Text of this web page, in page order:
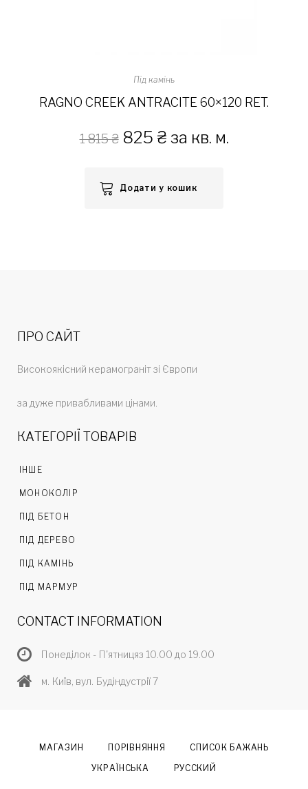
Під камінь
RAGNO CREEK ANTRACITE 60×120 RET.
1 815₴ 825 ₴ за кв. м.
Додати у кошик
ПРО САЙТ
Високоякісний керамограніт зі Європи
за дуже привабливами цінами.
КАТЕГОРІЇ ТОВАРІВ
ІНШЕ
МОНОКОЛІР
ПІД БЕТОН
ПІД ДЕРЕВО
ПІД КАМІНЬ
ПІД МАРМУР
CONTACT INFORMATION
Понеділок - П'ятницяз 10.00 до 19.00
м. Київ, вул. Будіндустрії 7
МАГАЗИН ПОРІВНЯННЯ
СПИСОК БАЖАНЬ
УКРАЇНСЬКА
РУССКИЙ